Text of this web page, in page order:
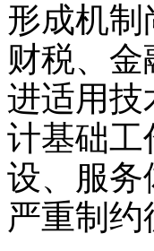
形成机
财税、
进适用技
计基础工
设、服务
严重制